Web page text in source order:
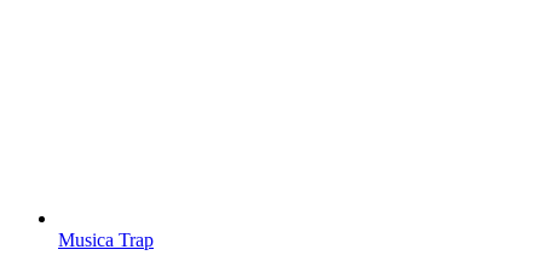
Musica Trap